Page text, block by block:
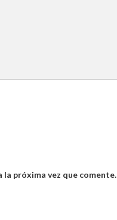
próxima vez que comente.